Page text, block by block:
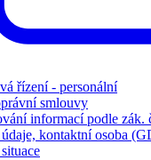
řízení - personální
smlouvy
informací podle zák.
kontaktní osoba